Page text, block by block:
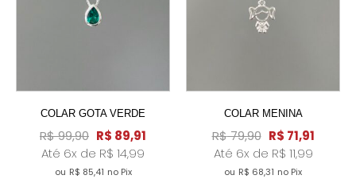
COLAR GOTA VERDE
R$99,90 R$ 89,91
Até 6x de R$ 14,99
ou R$ 85,41 no Pix
COLAR MENINA
R$79,90 R$ 71,91
Até 6x de R$ 11,99
ou R$ 68,31 no Pix